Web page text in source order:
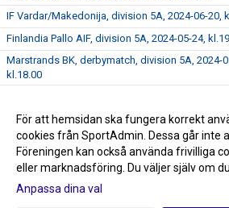
IF Vardar/Makedonija, division 5A, 2024-06-20,
Finlandia Pallo AIF, division 5A, 2024-05-24,
Marstrands BK, derbymatch, division 5A, 2024-
kl.18.00
Välkomna till Kareby IS fotboll
Kareby IS jackan 30%
För att hemsidan ska fungera korrekt
cookies från SportAdmin. Dessa går inte
Föreningen kan också använda frivilliga
eller marknadsföring. Du väljer själv om
Anpassa dina val